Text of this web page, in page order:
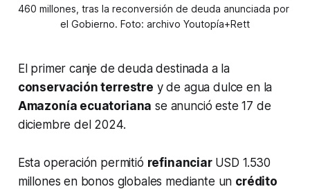
460 millones, tras la reconversión de deuda anunciada por
el Gobierno. Foto: archivo Youtopía+Rett
El primer canje de deuda destinada a la
conservación terrestre y de agua dulce en la
Amazonía ecuatoriana se anunció este 17 de
diciembre del 2024.
Esta operación permitió refinanciar USD 1.530
millones en bonos globales mediante un crédito